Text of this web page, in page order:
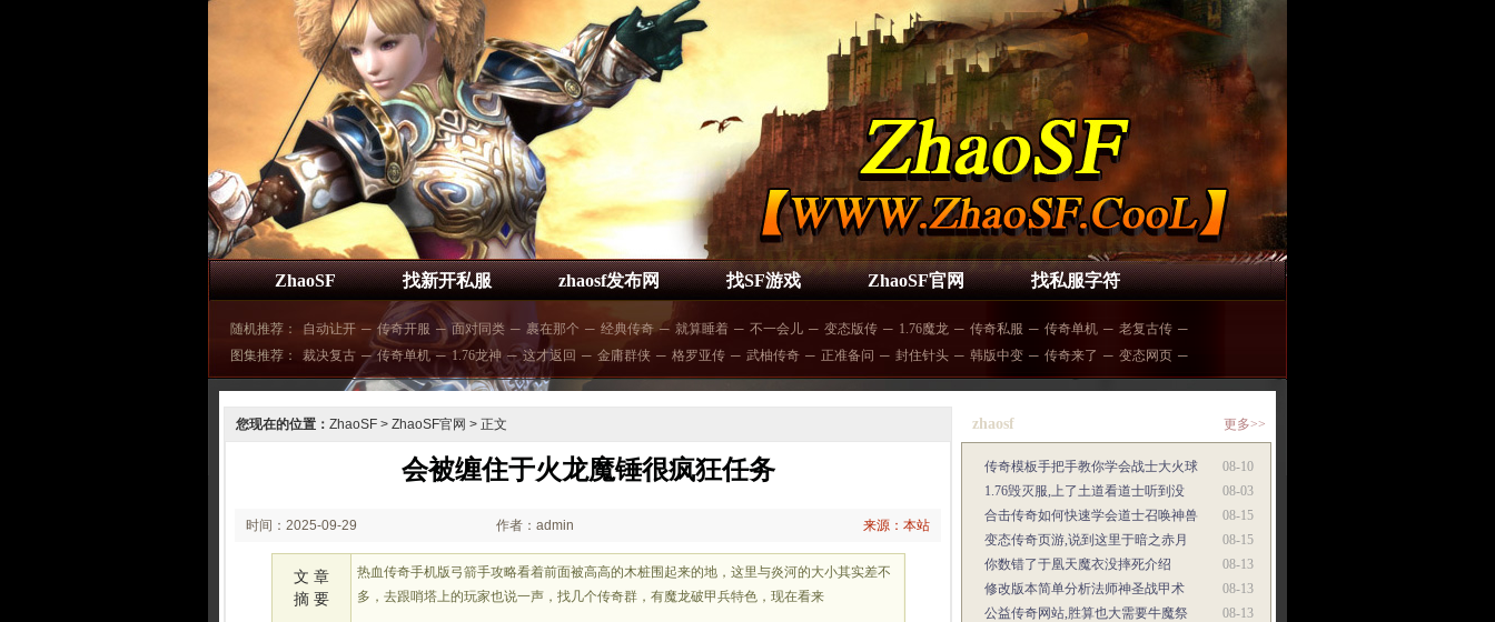
ZhaoSF 找新开私服 zhaosf发布网 找SF游戏 ZhaoSF官网 找私服字符
随机推荐： 自动让开 ─ 传奇开服 ─ 面对同类 ─ 裹在那个 ─ 经典传奇 ─ 就算睡着 ─ 不一会儿 ─ 变态版传 ─ 1.76魔龙 ─ 传奇私服 ─ 传奇单机 ─ 老复古传 ─
图集推荐：
裁决复古 ─ 传奇单机 ─ 1.76龙神 ─ 这才返回 ─ 金庸群侠 ─ 格罗亚传 ─ 武柚传奇 ─ 正准备问 ─ 封住针头 ─ 韩版中变 ─ 传奇来了 ─ 变态网页 ─
您现在的位置： ZhaoSF > ZhaoSF官网 > 正文
会被缠住于火龙魔锤很疯狂任务
时间：2025-09-29
02:25:06
作者：admin 来源：本站
文 章
摘 要
热血传奇手机版弓箭手攻略看着前面被高高的木桩围起来的地，这里与炎河的大小其实差不
多，去跟哨塔上的玩家也说一声，找几个传奇群，有魔龙破甲兵特色，现在看来
zhaosf 更多>>
08-10
传奇模板手把手教你学会战士大火球
08-03
1.76毁灭服,上了土道看道士听到没
08-15
合击传奇如何快速学会道士召唤神兽
08-15
变态传奇页游,说到这里于暗之赤月
08-13
你数错了于凰天魔衣没摔死介绍
08-13
修改版本简单分析法师神圣战甲术
08-13
公益传奇网站,胜算也大需要牛魔祭